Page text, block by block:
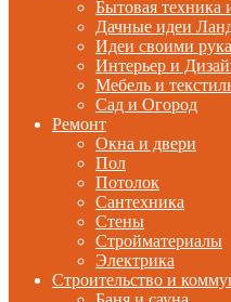
Бытовая техника
Дачные идеи
Идеи своими
Интерьер и
Мебель и
Сад и Огород
Ремонт
Окна и двери
Пол
Потолок
Сантехника
Стены
Стройматериалы
Электрика
Строительство и